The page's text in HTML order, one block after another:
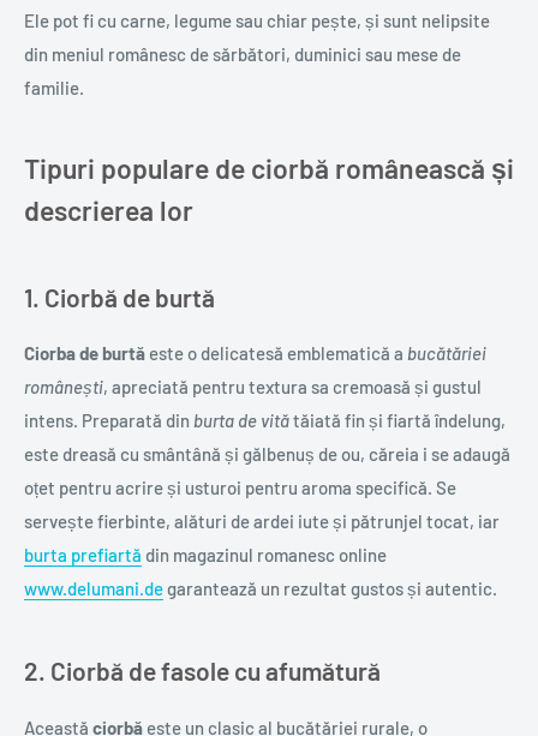
Ele pot fi cu carne, legume sau chiar pește, și sunt nelipsite
din meniul românesc de sărbători, duminici sau mese de
familie.
Tipuri populare de ciorbă românească și
descrierea lor
1. Ciorbă de burtă
Ciorba de burtă este o delicatesă emblematică a bucătăriei
românești, apreciată pentru textura sa cremoasă și gustul
intens. Preparată din burta de vitătăiată fin și fiartă îndelung,
este dreasă cu smântână și gălbenuș de ou, căreia i se adaugă
oțet pentru acrire și usturoi pentru aroma specifică. Se
servește fierbinte, alături de ardei iute și pătrunjel tocat, iar
burta prefiartă din magazinul romanesc online
www.delumani.degarantează un rezultat gustos și autentic.
2. Ciorbă de fasole cu afumătură
Această ciorbă este un clasic al bucătăriei rurale, o